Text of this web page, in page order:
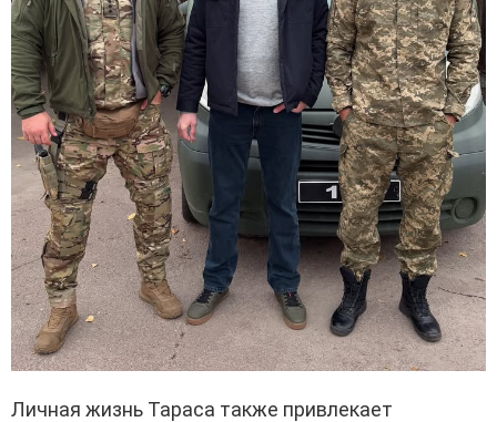
Личная жизнь Тараса также привлекает